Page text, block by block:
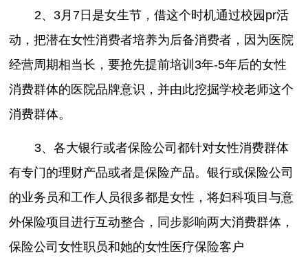
2、3月7日是女生节，借这个时机通过校园pr活
动，把潜在女性消费者培养为后备消费者，因为医院
经营周期相当长，要抢先提前培训3年-5年后的女性
消费群体的医院品牌意识，并由此挖掘学校老师这个
消费群体。
3、各大银行或者保险公司都针对女性消费群体
有专门的理财产品或者是保险产品。银行或保险公司
的业务员和工作人员很多都是女性，将妇科项目与意
外保险项目进行互动整合，同步影响两大消费群体，
保险公司女性职员和她的女性医疗保险客户